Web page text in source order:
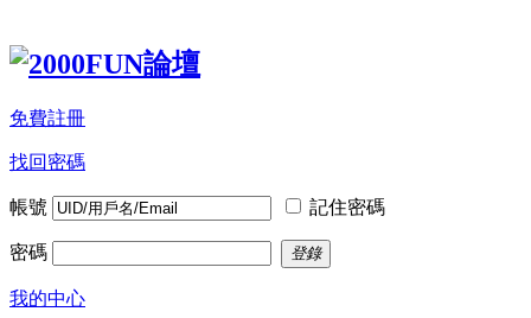
免費註冊
找回密碼
帳號 記住密碼
密碼 登錄
我的中心